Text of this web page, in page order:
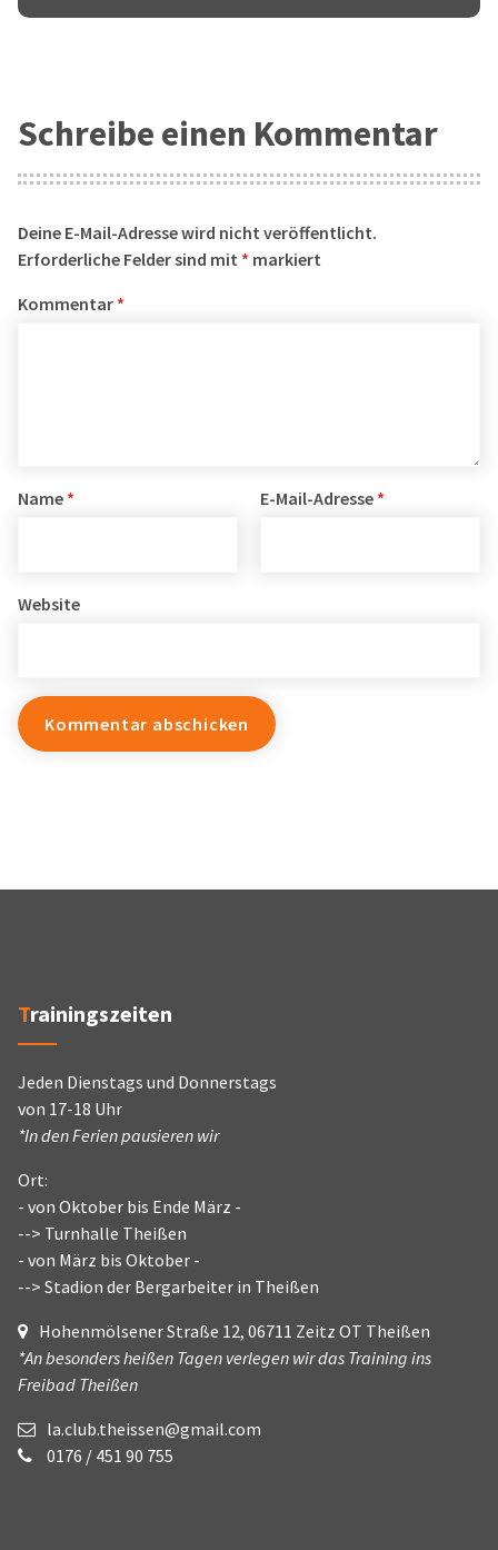
Schreibe einen Kommentar
Deine E-Mail-Adresse wird nicht veröffentlicht.
Erforderliche Felder sind mit * markiert
Kommentar *
Name * E-Mail-Adresse *
Website
Trainingszeiten
Jeden Dienstags und Donnerstags
von 17-18 Uhr
*In den Ferien pausieren wir
Ort:
- von Oktober bis Ende März -
--> Turnhalle Theißen
- von März bis Oktober -
--> Stadion der Bergarbeiter in Theißen
Hohenmölsener Straße 12, 06711 Zeitz OT Theißen
*An besonders heißen Tagen verlegen wir das Training ins
Freibad Theißen
la.club.theissen@gmail.com
0176 / 451 90 755